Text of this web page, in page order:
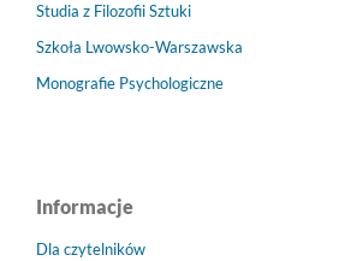
Studia z Filozofii Sztuki
Szkoła Lwowsko-Warszawska
Monografie Psychologiczne
Informacje
Dla czytelników